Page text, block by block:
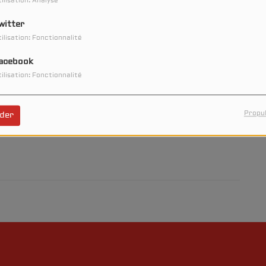
Fonctionnalité
Fonctionnalité
2 THE CLUB >> BEST OF